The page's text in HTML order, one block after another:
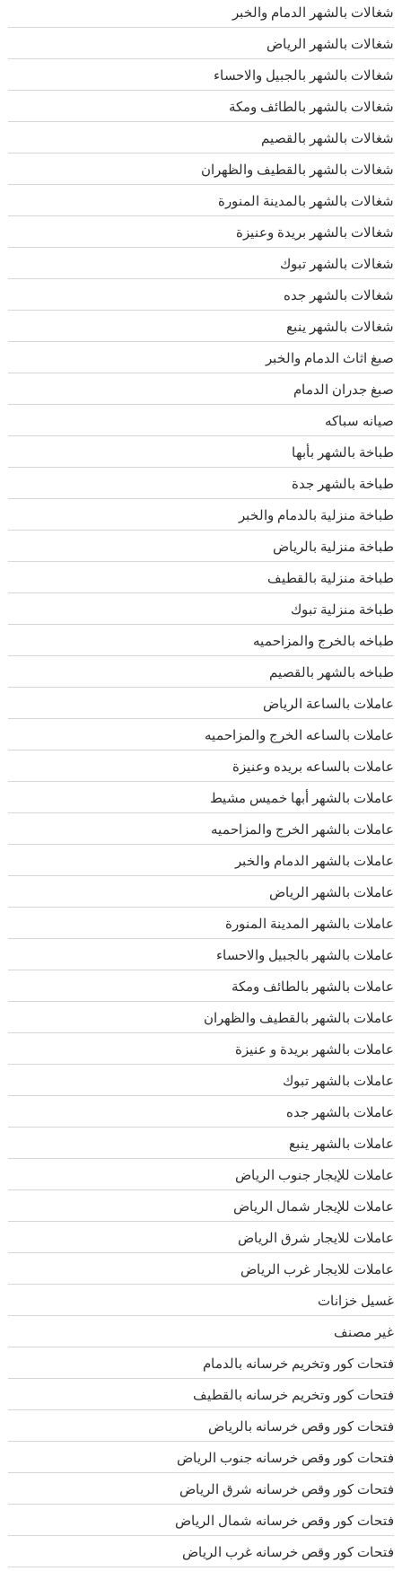
شغالات بالشهر الدمام والخبر
شغالات بالشهر الرياض
شغالات بالشهر بالجبيل والاحساء
شغالات بالشهر بالطائف ومكة
شغالات بالشهر بالقصيم
شغالات بالشهر بالقطيف والظهران
شغالات بالشهر بالمدينة المنورة
شغالات بالشهر بريدة وعنيزة
شغالات بالشهر تبوك
شغالات بالشهر جده
شغالات بالشهر ينبع
صبغ اثاث الدمام والخبر
صبغ جدران الدمام
صيانه سباكه
طباخة بالشهر بأبها
طباخة بالشهر جدة
طباخة منزلية بالدمام والخبر
طباخة منزلية بالرياض
طباخة منزلية بالقطيف
طباخة منزلية تبوك
طباخه بالخرج والمزاحميه
طباخه بالشهر بالقصيم
عاملات بالساعة الرياض
عاملات بالساعه الخرج والمزاحميه
عاملات بالساعه بريده وعنيزة
عاملات بالشهر أبها خميس مشيط
عاملات بالشهر الخرج والمزاحميه
عاملات بالشهر الدمام والخبر
عاملات بالشهر الرياض
عاملات بالشهر المدينة المنورة
عاملات بالشهر بالجبيل والاحساء
عاملات بالشهر بالطائف ومكة
عاملات بالشهر بالقطيف والظهران
عاملات بالشهر بريدة و عنيزة
عاملات بالشهر تبوك
عاملات بالشهر جده
عاملات بالشهر ينبع
عاملات للإيجار جنوب الرياض
عاملات للإيجار شمال الرياض
عاملات للايجار شرق الرياض
عاملات للايجار غرب الرياض
غسيل خزانات
غير مصنف
فتحات كور وتخريم خرسانه بالدمام
فتحات كور وتخريم خرسانه بالقطيف
فتحات كور وقص خرسانه بالرياض
فتحات كور وقص خرسانه جنوب الرياض
فتحات كور وقص خرسانه شرق الرياض
فتحات كور وقص خرسانه شمال الرياض
فتحات كور وقص خرسانه غرب الرياض